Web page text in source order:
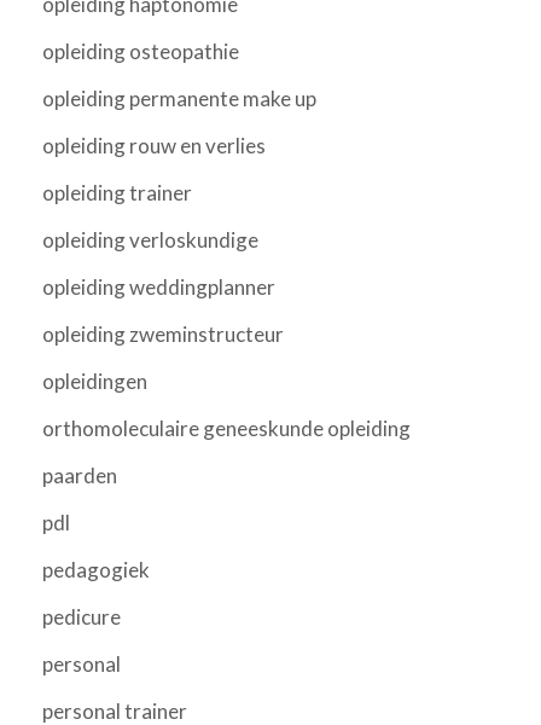
opleiding osteopathie
opleiding permanente make up
opleiding rouw en verlies
opleiding trainer
opleiding verloskundige
opleiding weddingplanner
opleiding zweminstructeur
opleidingen
orthomoleculaire geneeskunde opleiding
paarden
pdl
pedagogiek
pedicure
personal
personal trainer